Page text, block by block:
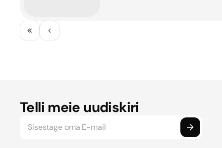
Telli meie uudiskiri